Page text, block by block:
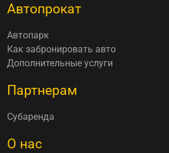
Автопрокат
Автопарк
Как забронировать авто
Дополнительные услуги
Партнерам
Субаренда
О нас